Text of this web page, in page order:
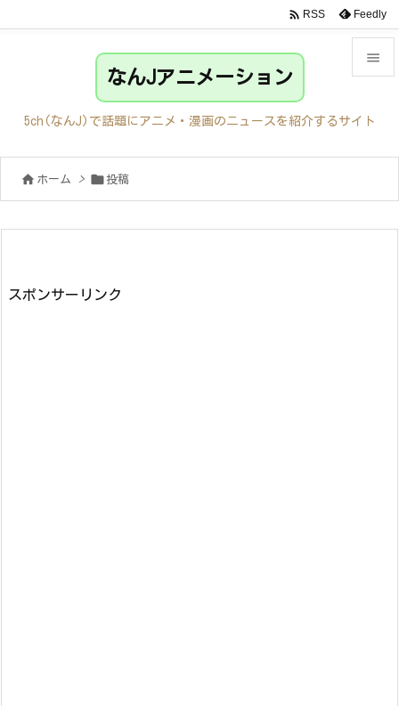

サイド
前へ

 RSS Feedly
なんJアニメーション
5ch(なんJ)で話題にアニメ・漫画のニュースを紹介するサイト
 ホーム >  投稿
スポンサーリンク